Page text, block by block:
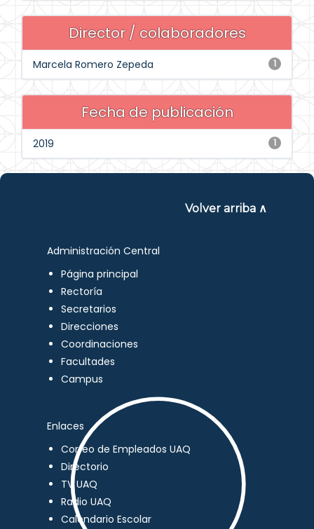
Director / colaboradores
1
Marcela Romero Zepeda
Fecha de publicación
1
2019
Volver arriba ∧
Administración Central
Página principal
Rectoría
Secretarios
Direcciones
Coordinaciones
Facultades
Campus
Enlaces
Correo de Empleados UAQ
Directorio
TV UAQ
Radio UAQ
Calendario Escolar